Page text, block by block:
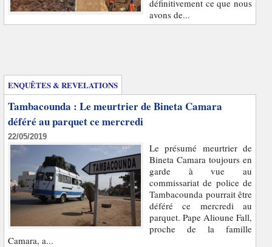
définitivement ce que nous
avons de...
ENQUÊTES & REVELATIONS
Tambacounda : Le meurtrier de Bineta Camara
déféré au parquet ce mercredi
22/05/2019
Le présumé meurtrier de
Bineta Camara toujours en
garde à vue au
commissariat de police de
Tambacounda pourrait être
déféré ce mercredi au
parquet. Pape Alioune Fall,
proche de la famille
Camara, a...